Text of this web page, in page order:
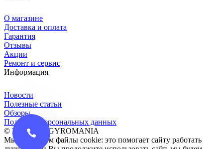
О магазине
Доставка и оплата
Гарантия
Отзывы
Акции
Ремонт и сервис
Информация
Новости
Полезные статьи
Обзоры
Политика персональных данных
© 2016-2026 GYROMANIA
Мы сохраняем файлы cookie: это помогает сайту работать